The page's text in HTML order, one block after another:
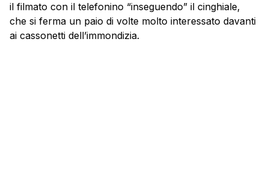
il filmato con il telefonino “inseguendo” il cinghiale,
che si ferma un paio di volte molto interessato davanti
ai cassonetti dell’immondizia.